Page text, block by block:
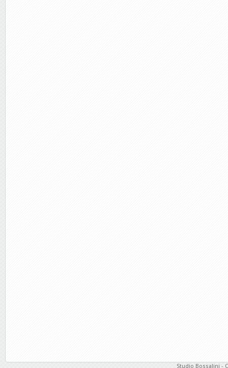
Studio Bossalini -